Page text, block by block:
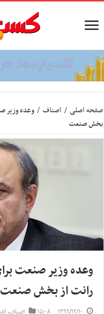
صفحه اصلی / اصناف / وعده وزیر
بخش صنعت
وعده وزیر صنعت
رانت از بخش صنعت